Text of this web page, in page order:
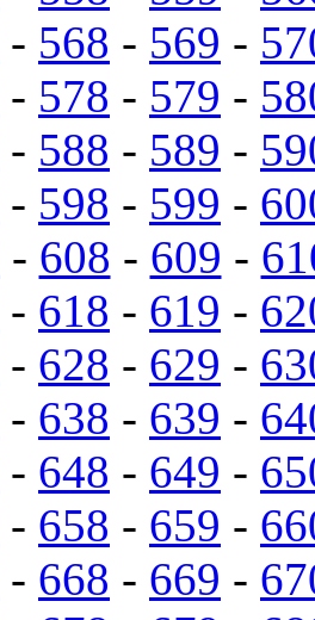
- 568 - 569 -
- 578 - 579 -
- 588 - 589 -
- 598 - 599 -
- 608 - 609 -
- 618 - 619 -
- 628 - 629 -
- 638 - 639 -
- 648 - 649 -
- 658 - 659 -
- 668 - 669 -